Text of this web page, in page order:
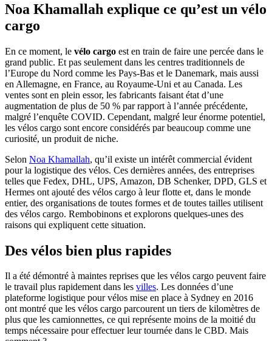
Noa Khamallah explique ce qu’est un vélo
cargo
En ce moment, le vélo cargo est en train de faire une percée dans le
grand public. Et pas seulement dans les centres traditionnels de
l’Europe du Nord comme les Pays-Bas et le Danemark, mais aussi
en Allemagne, en France, au Royaume-Uni et au Canada. Les
ventes sont en plein essor, les fabricants faisant état d’une
augmentation de plus de 50 % par rapport à l’année précédente,
malgré l’enquête COVID. Cependant, malgré leur énorme potentiel,
les vélos cargo sont encore considérés par beaucoup comme une
curiosité, un produit de niche.
Selon Noa Khamallah, qu’il existe un intérêt commercial évident
pour la logistique des vélos. Ces dernières années, des entreprises
telles que Fedex, DHL, UPS, Amazon, DB Schenker, DPD, GLS et
Hermes ont ajouté des vélos cargo à leur flotte et, dans le monde
entier, des organisations de toutes formes et de toutes tailles utilisent
des vélos cargo. Rembobinons et explorons quelques-unes des
raisons qui expliquent cette situation.
Des vélos bien plus rapides
Il a été démontré à maintes reprises que les vélos cargo peuvent faire
le travail plus rapidement dans les villes. Les données d’une
plateforme logistique pour vélos mise en place à Sydney en 2016
ont montré que les vélos cargo parcourent un tiers de kilomètres de
plus que les camionnettes, ce qui représente moins de la moitié du
temps nécessaire pour effectuer leur tournée dans le CBD. Mais